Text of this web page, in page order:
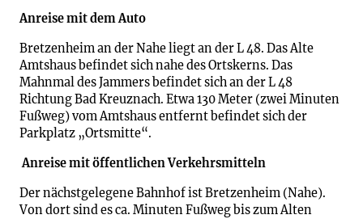
Anreise mit dem Auto
Bretzenheim an der Nahe liegt an der L 48. Das Alte
Amtshaus befindet sich nahe des Ortskerns. Das
Mahnmal des Jammers befindet sich an der L 48
Richtung Bad Kreuznach. Etwa 130 Meter (zwei Minuten
Fußweg) vom Amtshaus entfernt befindet sich der
Parkplatz „Ortsmitte“.
Anreise mit öffentlichen Verkehrsmitteln
Der nächstgelegene Bahnhof ist Bretzenheim (Nahe).
Von dort sind es ca. Minuten Fußweg bis zum Alten